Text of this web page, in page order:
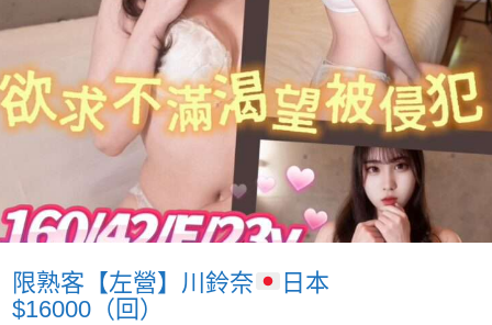
限熟客【左營】川鈴奈
日本
$16000（回）